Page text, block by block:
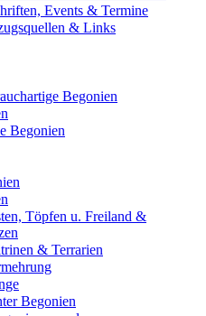
Events & Termine
& Links
Begonien
Begonien
Töpfen u. Freiland &
& Terrarien
Begonien